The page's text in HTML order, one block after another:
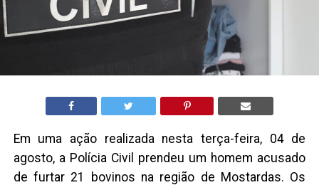
Em uma ação realizada nesta terça-feira, 04 de
agosto, a Polícia Civil prendeu um homem acusado
de furtar 21 bovinos na região de Mostardas. Os